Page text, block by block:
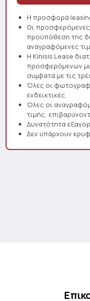
Η προσφορά
Οι προσφερόμενες
προϋπόθεση της
αναγραφόμενες
Η Kinisis Lease
προσφερόμενων
συμβατά με τις
Όλες οι
ενδεικτικές.
Όλες οι
τιμής,
Δυνατότητα
Δεν υπάρχουν